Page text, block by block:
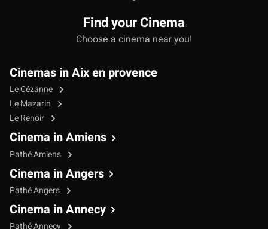
Find your Cinema
Choose a cinema near you!
Cinemas in Aix en provence
Le Cézanne
Le Mazarin
Le Renoir
Cinema in Amiens
Pathé Amiens
Cinema in Angers
Pathé Angers
Cinema in Annecy